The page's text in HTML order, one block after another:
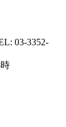
03-3352-